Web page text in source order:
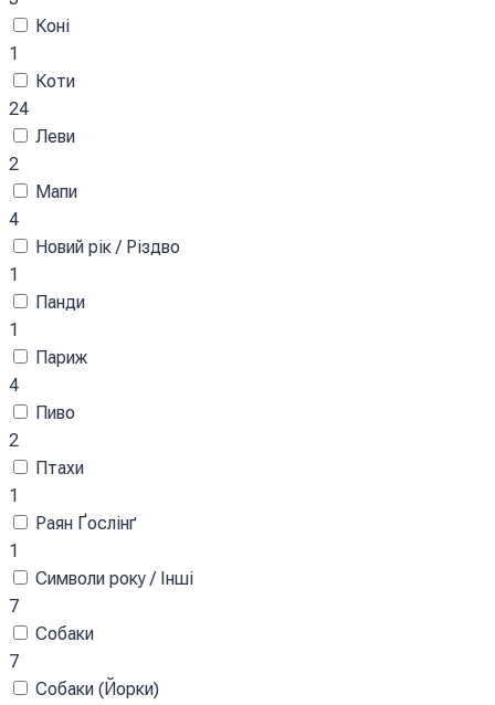
Коні
1
Коти
24
Леви
2
Мапи
4
Новий рік / Різдво
1
Панди
1
Париж
4
Пиво
2
Птахи
1
Раян Ґослінґ
1
Символи року / Інші
7
Собаки
7
Собаки (Йорки)